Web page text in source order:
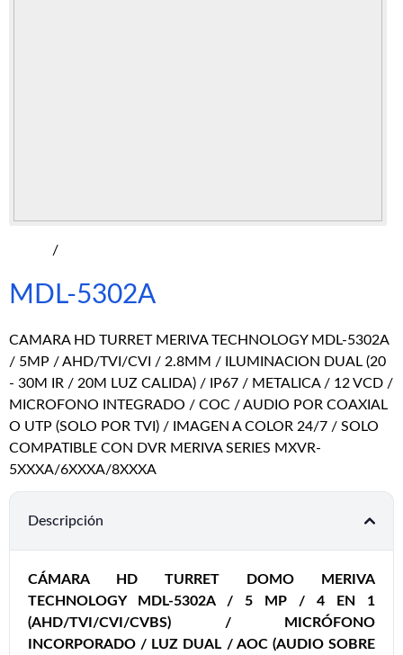
/
MDL-5302A
CAMARA HD TURRET MERIVA TECHNOLOGY MDL-5302A
/ 5MP / AHD/TVI/CVI / 2.8MM / ILUMINACION DUAL (20
- 30M IR / 20M LUZ CALIDA) / IP67 / METALICA / 12 VCD /
MICROFONO INTEGRADO / COC / AUDIO POR COAXIAL
O UTP (SOLO POR TVI) / IMAGEN A COLOR 24/7 / SOLO
COMPATIBLE CON DVR MERIVA SERIES MXVR-
5XXXA/6XXXA/8XXXA
Descripción
CÁMARA HD TURRET DOMO MERIVA
TECHNOLOGY MDL-5302A / 5 MP / 4 EN 1
(AHD/TVI/CVI/CVBS) / MICRÓFONO
INCORPORADO / LUZ DUAL / AOC (AUDIO SOBRE